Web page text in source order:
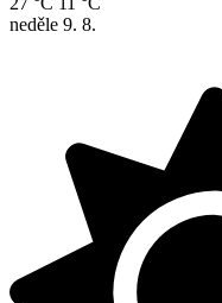
neděle 9. 8.